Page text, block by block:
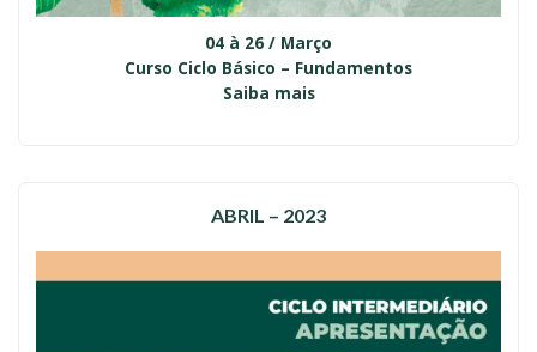
04 à 26 / Março
Curso Ciclo Básico – Fundamentos
Saiba mais
ABRIL – 2023